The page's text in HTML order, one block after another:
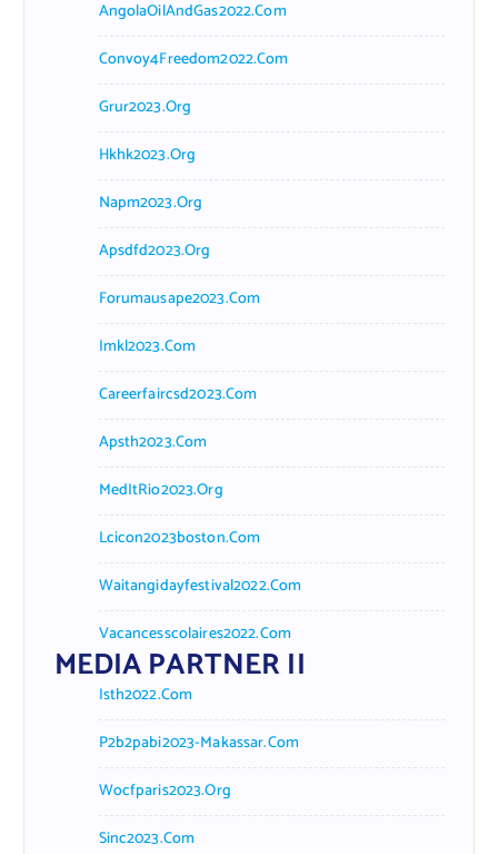
AngolaOilAndGas2022.com
Convoy4Freedom2022.com
Grur2023.org
Hkhk2023.org
Napm2023.org
Apsdfd2023.org
Forumausape2023.com
Imkl2023.com
Careerfaircsd2023.com
Apsth2023.com
MedItRio2023.org
Lcicon2023boston.com
Waitangidayfestival2022.com
Vacancesscolaires2022.com
MEDIA PARTNER II
Isth2022.com
P2b2pabi2023-Makassar.com
Wocfparis2023.org
Sinc2023.com